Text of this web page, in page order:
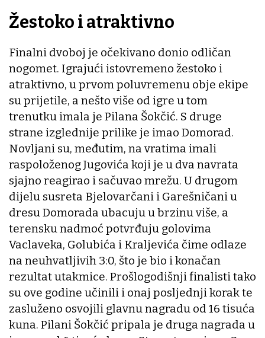
Žestoko i atraktivno
Finalni dvoboj je očekivano donio odličan
nogomet. Igrajući istovremeno žestoko i
atraktivno, u prvom poluvremenu obje ekipe
su prijetile, a nešto više od igre u tom
trenutku imala je Pilana Šokčić. S druge
strane izglednije prilike je imao Domorad.
Novljani su, međutim, na vratima imali
raspoloženog Jugovića koji je u dva navrata
sjajno reagirao i sačuvao mrežu. U drugom
dijelu susreta Bjelovarčani i Garešničani u
dresu Domorada ubacuju u brzinu više, a
terensku nadmoć potvrđuju golovima
Vaclaveka, Golubića i Kraljevića čime odlaze
na neuhvatljivih 3:0, što je bio i konačan
rezultat utakmice. Prošlogodišnji finalisti tako
su ove godine učinili i onaj posljednji korak te
zasluženo osvojili glavnu nagradu od 16 tisuća
kuna. Pilani Šokčić pripala je druga nagrada u